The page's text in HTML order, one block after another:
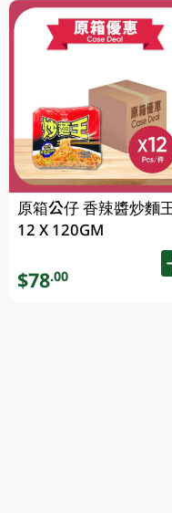
原箱公仔 香辣醬炒麵
12 X 120GM
$78.00